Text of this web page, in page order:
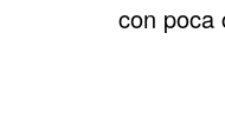
con poca